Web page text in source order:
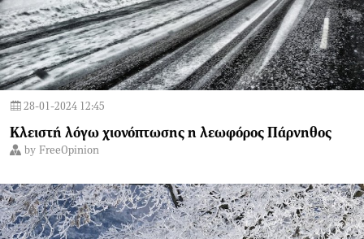
28-01-2024 12:45
Κλειστή λόγω χιονόπτωσης η λεωφόρος Πάρνηθος
by FreeOpinion